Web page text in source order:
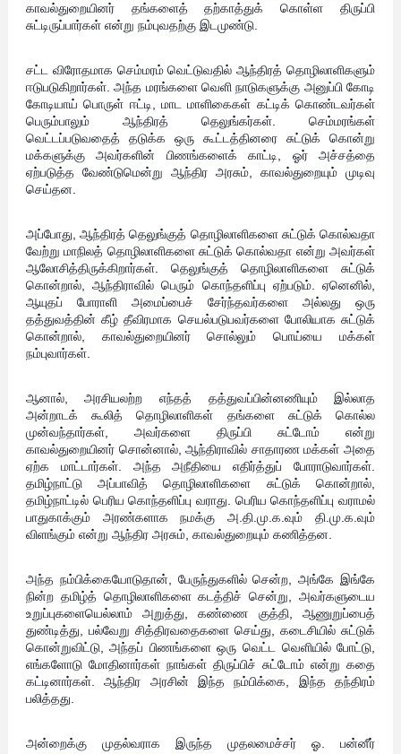
காவல்துறையினர் தங்களைத் தற்காத்துக் கொள்ள திருப்பி
சுட்டிருப்பார்கள் என்று நம்புவதற்கு இடமுண்டு.
சட்ட விரோதமாக செம்மரம் வெட்டுவதில் ஆந்திரத் தொழிலாளிகளும்
ஈடுபடுகிறார்கள். அந்த மரங்களை வெளி நாடுகளுக்கு அனுப்பி கோடி
கோடியாய் பொருள் ஈட்டி, மாட மாளிகைகள் கட்டிக் கொண்டவர்கள்
பெரும்பாலும் ஆந்திரத் தெலுங்கர்கள். செம்மரங்கள்
வெட்டப்படுவதைத் தடுக்க ஒரு கூட்டத்தினரை சுட்டுக் கொன்று
மக்களுக்கு அவர்களின் பிணங்களைக் காட்டி, ஓர் அச்சத்தை
ஏற்படுத்த வேண்டுமென்று ஆந்திர அரசும், காவல்துறையும் முடிவு
செய்தன.
அப்போது, ஆந்திரத் தெலுங்குத் தொழிலாளிகளை சுட்டுக் கொல்வதா
வேற்று மாநிலத் தொழிலாளிகளை சுட்டுக் கொல்வதா என்று அவர்கள்
ஆலோசித்திருக்கிறார்கள். தெலுங்குத் தொழிலாளிகளை சுட்டுக்
கொன்றால், ஆந்திராவில் பெரும் கொந்தளிப்பு ஏற்படும். ஏனெனில்,
ஆயுதப் போராளி அமைப்பைச் சேர்ந்தவர்களை அல்லது ஒரு
தத்துவத்தின் கீழ் தீவிரமாக செயல்படுபவர்களை போலியாக சுட்டுக்
கொன்றால், காவல்துறையினர் சொல்லும் பொய்யை மக்கள்
நம்புவார்கள்.
ஆனால், அரசியலற்ற எந்தத் தத்துவப்பின்னணியும் இல்லாத
அன்றாடக் கூலித் தொழிலாளிகள் தங்களை சுட்டுக் கொல்ல
முன்வந்தார்கள், அவர்களை திருப்பி சுட்டோம் என்று
காவல்துறையினர் சொன்னால், ஆந்திராவில் சாதாரண மக்கள் அதை
ஏற்க மாட்டார்கள். அந்த அநீதியை எதிர்த்துப் போராடுவார்கள்.
தமிழ்நாட்டு அப்பாவித் தொழிலாளிகளை சுட்டுக் கொன்றால்,
தமிழ்நாட்டில் பெரிய கொந்தளிப்பு வராது. பெரிய கொந்தளிப்பு வராமல்
பாதுகாக்கும் அரண்களாக நமக்கு அ.தி.மு.க.வும் தி.மு.க.வும்
விளங்கும் என்று ஆந்திர அரசும், காவல்துறையும் கணித்தன.
அந்த நம்பிக்கையோடுதான், பேருந்துகளில் சென்ற, அங்கே இங்கே
நின்ற தமிழ்த் தொழிலாளிகளை கடத்திச் சென்று, அவர்களுடைய
உறுப்புகளையெல்லாம் அறுத்து, கண்ணை குத்தி, ஆணுறுப்பைத்
துண்டித்து, பல்வேறு சித்திரவதைகளை செய்து, கடைசியில் சுட்டுக்
கொன்றுவிட்டு, அந்தப் பிணங்களை ஒரு வெட்ட வெளியில் போட்டு,
எங்களோடு மோதினார்கள் நாங்கள் திருப்பிச் சுட்டோம் என்று கதை
கட்டினார்கள். ஆந்திர அரசின் இந்த நம்பிக்கை, இந்த தந்திரம்
பலித்தது.
அன்றைக்கு முதல்வராக இருந்த முதலமைச்சர் ஓ. பன்னீர்